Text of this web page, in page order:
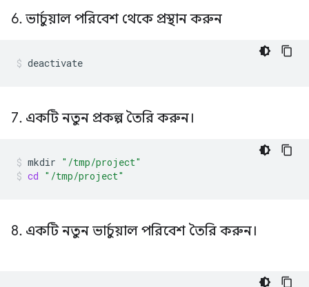
6. ভার্চুয়াল পরিবেশ থেকে প্রস্থান করুন
deactivate
7. একটি নতুন প্রকল্প তৈরি করুন।
mkdir "/tmp/project"
cd "/tmp/project"
8. একটি নতুন ভার্চুয়াল পরিবেশ তৈরি করুন।